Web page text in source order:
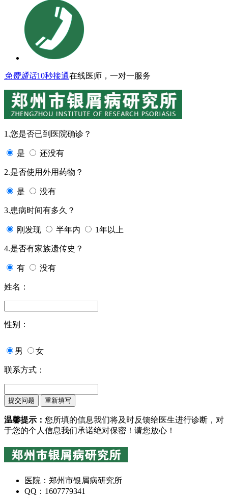
免费通话10秒接通在线医师，一对一服务
1.您是否已到医院确诊？
是 还没有
2.是否使用外用药物？
是 没有
3.患病时间有多久？
刚发现 半年内 1年以上
4.是否有家族遗传史？
有 没有
姓名：
性别：
男 女
联系方式：
温馨提示： 您所填的信息我们将及时反馈给医生进行诊断，对
于您的个人信息我们承诺绝对保密！请您放心！
医院：郑州市银屑病研究所
QQ：1607779341